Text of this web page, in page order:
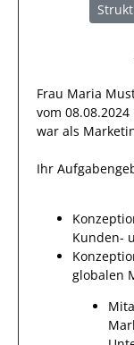
Frau Maria
vom 08.08.2024
war als
Ihr
Kunden-
globalen